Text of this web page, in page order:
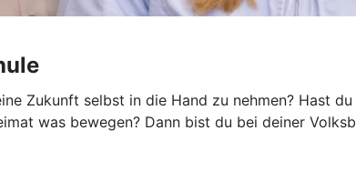
Zukunft selbst in die Hand zu nehmen? Hast
was bewegen? Dann bist du bei deiner